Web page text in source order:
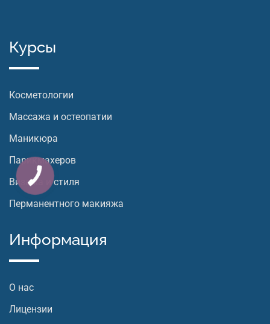
Курсы
Косметологии
Массажа и остеопатии
Маникюра
Парикмахеров
Визажа и стиля
Перманентного макияжа
Информация
О нас
Лицензии